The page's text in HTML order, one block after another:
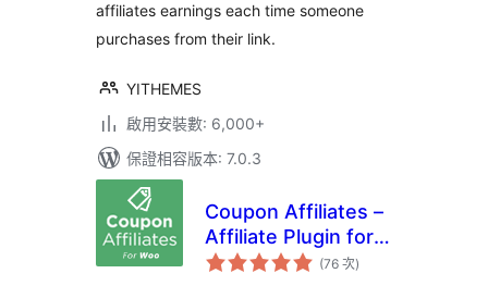
affiliates earnings each time someone
purchases from their link.
YITHEMES
啟用安裝數: 6,000+
保證相容版本: 7.0.3
Coupon Affiliates –
Affiliate Plugin for
WooCommerce
(76 次評
分)